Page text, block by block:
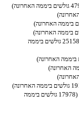
(25158 גולשים ביממה
(17978 גולשים ביממה